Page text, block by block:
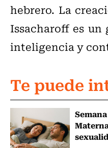
hebrero. La
Issacharoff es un
inteligencia y
Te puede